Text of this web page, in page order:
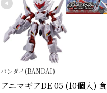
バンダイ(BANDAI)
アニマギアDE 05 (10個入) 食